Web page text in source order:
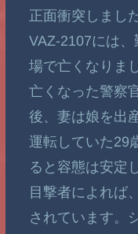
正面衝突しました
VAZ-2107には
場で亡くなりま
亡くなった警察
後、妻は娘を出
運転していた29
ると容態は安定
目撃者によれば
されています。